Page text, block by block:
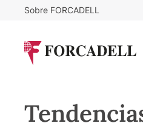
Sobre FORCADELL